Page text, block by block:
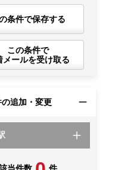
条件で保存する
この条件で
メールを受け取る
追加・変更